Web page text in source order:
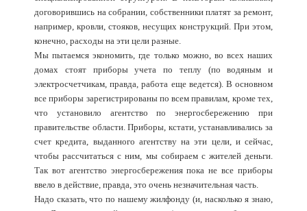
договорившись на собрании, собственники платят за ремонт,
например, кровли, стояков, несущих конструкций. При этом,
конечно, расходы на эти цели разные.
Мы пытаемся экономить, где только можно, во всех наших
домах стоят приборы учета по теплу (по водяным и
электросчетчикам, правда, работа еще ведется). В основном
все приборы зарегистрированы по всем правилам, кроме тех,
что установило агентство по энергосбережению при
правительстве области. Приборы, кстати, устанавливались за
счет кредита, выданного агентству на эти цели, и сейчас,
чтобы рассчитаться с ним, мы собираем с жителей деньги.
Так вот агентство энергосбережения пока не все приборы
ввело в действие, правда, это очень незначительная часть.
Надо сказать, что по нашему жилфонду (и, насколько я знаю,